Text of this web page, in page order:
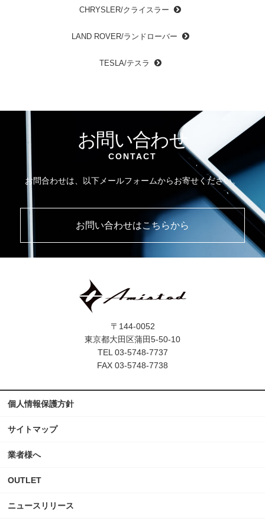
CHRYSLER/クライスラー
LAND ROVER/ランドローバー
TESLA/テスラ
お問い合わせ
CONTACT
お問合わせは、以下メールフォームからお寄せください。
お問い合わせはこちらから
〒144-0052
東京都大田区蒲田5-50-10
TEL 03-5748-7737
FAX 03-5748-7738
ニュースリリース
個人情報保護方針
サイトマップ
業者様へ
OUTLET